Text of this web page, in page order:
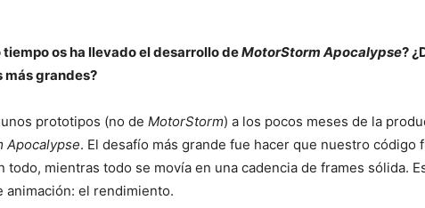
tiempo os ha llevado el desarrollo deMotorStorm Apocalypse?
más grandes?
prototipos (no de MotorStorm) a los pocos meses de la
Apocalypse. El desafío más grande fue hacer que nuestro
todo, mientras todo se movía en una cadencia de frames sólida.
animación: el rendimiento.